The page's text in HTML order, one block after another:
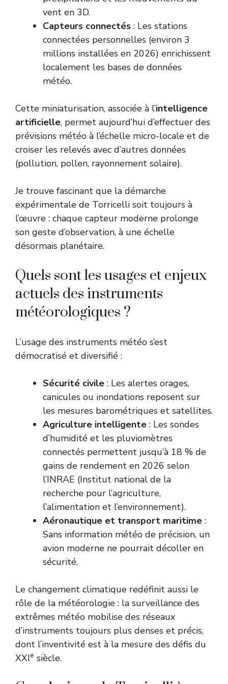
vent en 3D.
Capteurs connectés : Les stations
connectées personnelles (environ 3
millions installées en 2026) enrichissent
localement les bases de données
météo.
Cette miniaturisation, associée à l’intelligence
artificielle, permet aujourd’hui d’effectuer des
prévisions météo à l’échelle micro-locale et de
croiser les relevés avec d’autres données
(pollution, pollen, rayonnement solaire).
Je trouve fascinant que la démarche
expérimentale de Torricelli soit toujours à
l’œuvre : chaque capteur moderne prolonge
son geste d’observation, à une échelle
désormais planétaire.
Quels sont les usages et enjeux
actuels des instruments
météorologiques ?
L’usage des instruments météo s’est
démocratisé et diversifié :
Sécurité civile : Les alertes orages,
canicules ou inondations reposent sur
les mesures barométriques et satellites.
Agriculture intelligente : Les sondes
d’humidité et les pluviomètres
connectés permettent jusqu’à 18 % de
gains de rendement en 2026 selon
l’INRAE (Institut national de la
recherche pour l’agriculture,
l’alimentation et l’environnement).
Aéronautique et transport maritime :
Sans information météo de précision, un
avion moderne ne pourrait décoller en
sécurité.
Le changement climatique redéfinit aussi le
rôle de la météorologie : la surveillance des
extrêmes météo mobilise des réseaux
d’instruments toujours plus denses et précis,
dont l’inventivité est à la mesure des défis du
XXIe siècle.